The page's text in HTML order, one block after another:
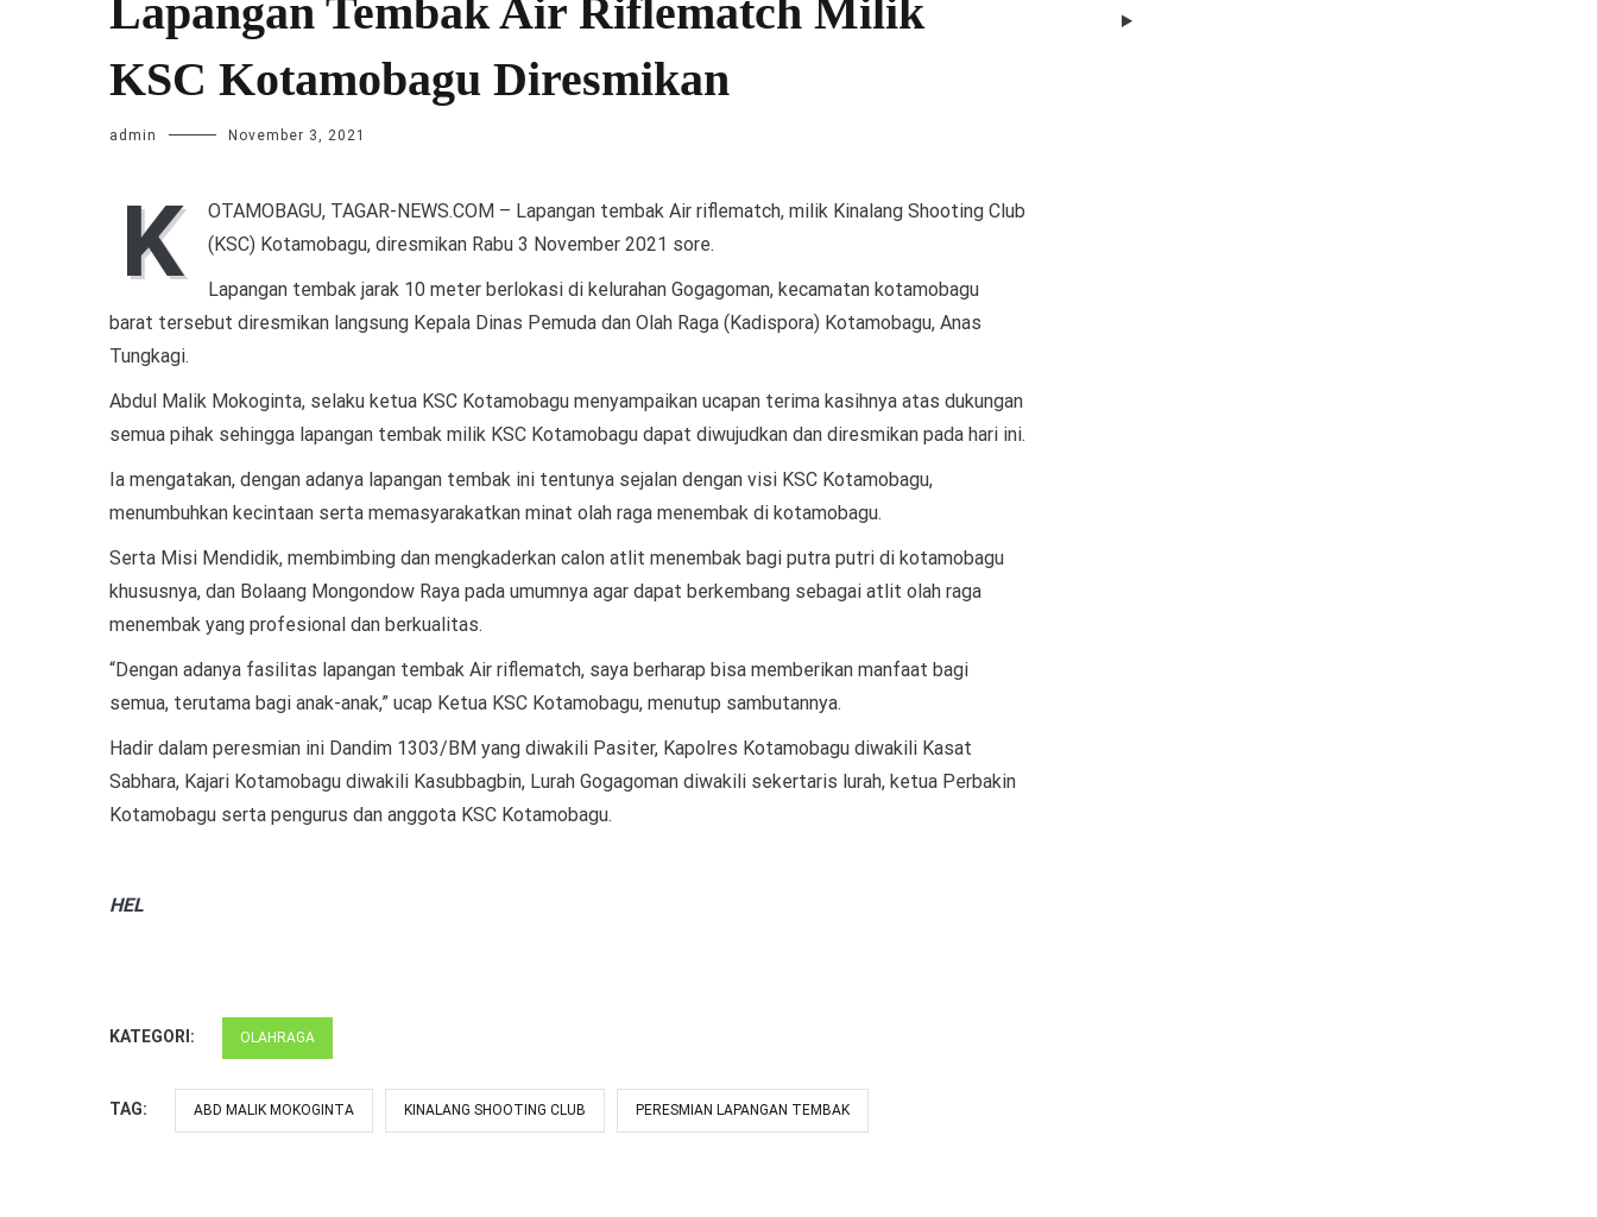
Lapangan Tembak Air Riflematch Milik
KSC Kotamobagu Diresmikan
admin November 3, 2021
K
OTAMOBAGU, TAGAR-NEWS.COM – Lapangan tembak Air riflematch, milik Kinalang Shooting Club
(KSC) Kotamobagu, diresmikan Rabu 3 November 2021 sore.
Lapangan tembak jarak 10 meter berlokasi di kelurahan Gogagoman, kecamatan kotamobagu
barat tersebut diresmikan langsung Kepala Dinas Pemuda dan Olah Raga (Kadispora) Kotamobagu, Anas
Tungkagi.
Abdul Malik Mokoginta, selaku ketua KSC Kotamobagu menyampaikan ucapan terima kasihnya atas dukungan
semua pihak sehingga lapangan tembak milik KSC Kotamobagu dapat diwujudkan dan diresmikan pada hari ini.
Ia mengatakan, dengan adanya lapangan tembak ini tentunya sejalan dengan visi KSC Kotamobagu,
menumbuhkan kecintaan serta memasyarakatkan minat olah raga menembak di kotamobagu.
Serta Misi Mendidik, membimbing dan mengkaderkan calon atlit menembak bagi putra putri di kotamobagu
khususnya, dan Bolaang Mongondow Raya pada umumnya agar dapat berkembang sebagai atlit olah raga
menembak yang profesional dan berkualitas.
“Dengan adanya fasilitas lapangan tembak Air riflematch, saya berharap bisa memberikan manfaat bagi
semua, terutama bagi anak-anak,” ucap Ketua KSC Kotamobagu, menutup sambutannya.
Hadir dalam peresmian ini Dandim 1303/BM yang diwakili Pasiter, Kapolres Kotamobagu diwakili Kasat
Sabhara, Kajari Kotamobagu diwakili Kasubbagbin, Lurah Gogagoman diwakili sekertaris lurah, ketua Perbakin
Kotamobagu serta pengurus dan anggota KSC Kotamobagu.
HEL
KATEGORI: OLAHRAGA
TAG: ABD MALIK MOKOGINTA KINALANG SHOOTING CLUB PERESMIAN LAPANGAN TEMBAK